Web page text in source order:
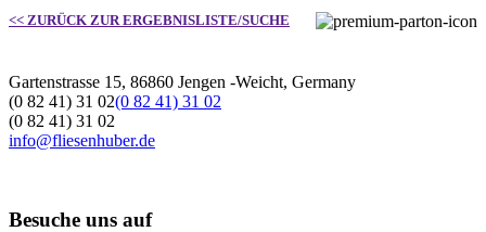
<< ZURÜCK ZUR ERGEBNISLISTE/SUCHE
Gartenstrasse 15, 86860 Jengen -Weicht, Germany
(0 82 41) 31 02(0 82 41) 31 02
(0 82 41) 31 02
info@fliesenhuber.de
Besuche uns auf